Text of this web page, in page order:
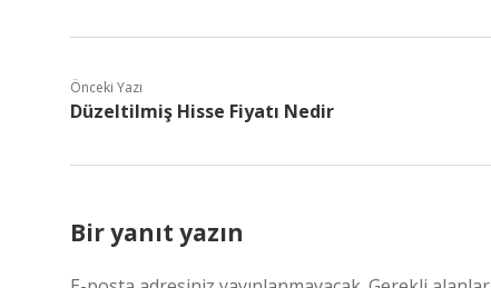
Önceki Yazı
Düzeltilmiş Hisse Fiyatı Nedir
Bir yanıt yazın